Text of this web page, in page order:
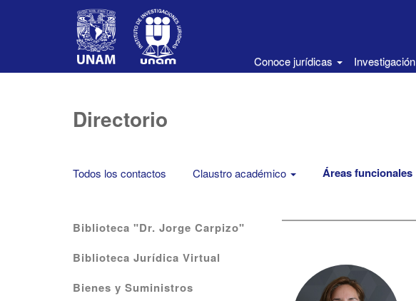
Conoce jurídicas Investigación
Directorio
Todos los contactos Claustro académico Áreas funcionales
Biblioteca "Dr. Jorge Carpizo"
Biblioteca Jurídica Virtual
Bienes y Suministros